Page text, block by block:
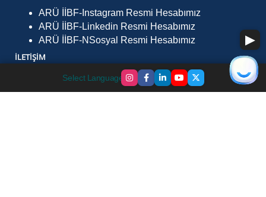
Select Language ▼
ARÜ İİBF-Instagram Resmi Hesabımız
ARÜ İİBF-Linkedin Resmi Hesabımız
ARÜ İİBF-NSosyal Resmi Hesabımız
İLETIŞIM
Ardahan Üniversitesi Kampüsü İİBF Binası, Çamlıçatak
Mevkii, 75002, Merkez/ARDAHAN